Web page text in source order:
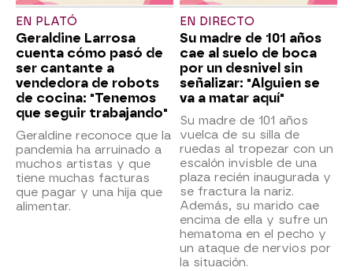
EN PLATÓ
Geraldine Larrosa
cuenta cómo pasó de
ser cantante a
vendedora de robots
de cocina: "Tenemos
que seguir trabajando"
Geraldine reconoce que la
pandemia ha arruinado a
muchos artistas y que
tiene muchas facturas
que pagar y una hija que
alimentar.
EN DIRECTO
Su madre de 101 años
cae al suelo de boca
por un desnivel sin
señalizar: "Alguien se
va a matar aquí"
Su madre de 101 años
vuelca de su silla de
ruedas al tropezar con un
escalón invisble de una
plaza recién inaugurada y
se fractura la nariz.
Además, su marido cae
encima de ella y sufre un
hematoma en el pecho y
un ataque de nervios por
la situación.